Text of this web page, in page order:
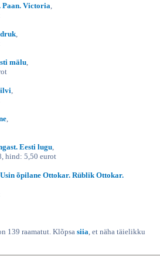
Paan. Victoria
mälu
Eesti lugu
hind: 5,50 eurot
õpilane Ottokar. Rüblik Ottokar.
139 raamatut. Klõpsa siia , et näha täielikku